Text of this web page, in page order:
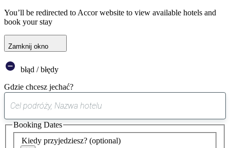
You’ll be redirected to Accor website to view available hotels and
book your stay
Zamknij okno
błąd / błędy
Gdzie chcesz jechać?
sugestia
została
znaleziona
Kiedy przyjedziesz? (optional)
Booking Dates